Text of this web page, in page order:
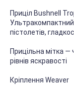
Приціл Bushnell
пістолетів,
Прицільна мітка
рівнів яскравості
Кріплення Weaver